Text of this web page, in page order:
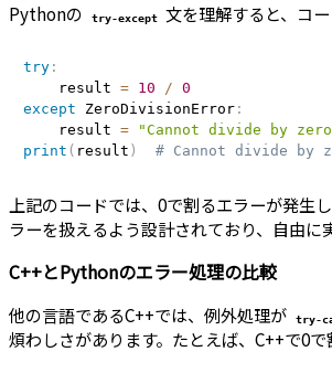
Pythonの try-except 文を理解すると、コ
try:
    result
= 10 / 0
except ZeroDivisionError:
    result
=
"Cannot divide by
print ( result ) # Cannot divide by
上記のコードでは、0で割るエラーが発生
ラーを扱えるよう設計されており、自由に
C++とPythonのエラー処理の比較
他の言語であるC++では、例外処理が try-
煩わしさがあります。たとえば、C++で0